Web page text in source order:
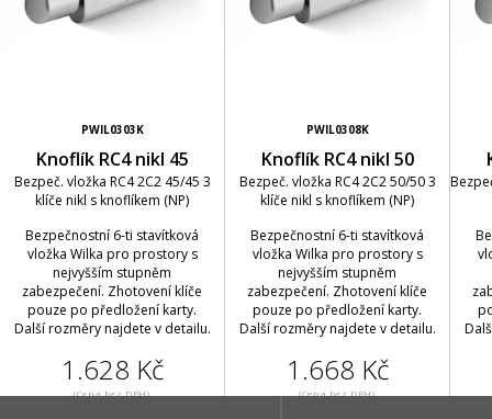
PWIL0303K
Knoflík RC4 nikl 45
Bezpeč. vložka RC4 2C2 45/45 3
klíče nikl s knoflíkem (NP)
Bezpečnostní 6-ti stavítková
vložka Wilka pro prostory s
nejvyšším stupněm
zabezpečení. Zhotovení klíče
pouze po předložení karty.
Další rozměry najdete v detailu.
1.628 Kč
(Cena bez DPH)
PWIL0308K
Knoflík RC4 nikl 50
Bezpeč. vložka RC4 2C2 50/50 3
klíče nikl s knoflíkem (NP)
Bezpečnostní 6-ti stavítková
vložka Wilka pro prostory s
nejvyšším stupněm
zabezpečení. Zhotovení klíče
pouze po předložení karty.
Další rozměry najdete v detailu.
1.668 Kč
(Cena bez DPH)